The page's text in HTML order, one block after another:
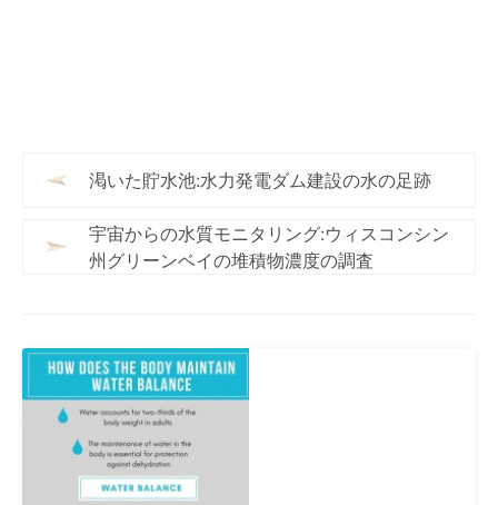
渇いた貯水池:水力発電ダム建設の水の足跡
宇宙からの水質モニタリング:ウィスコンシン
州グリーンベイの堆積物濃度の調査